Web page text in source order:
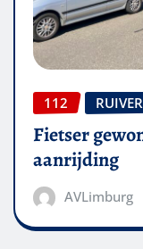
112 RUIVER
Fietser
aanrijding
AVLimburg